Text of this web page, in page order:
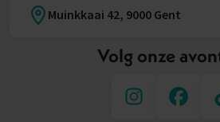
Muinkkaai 42, 9000 Gent
Volg onze